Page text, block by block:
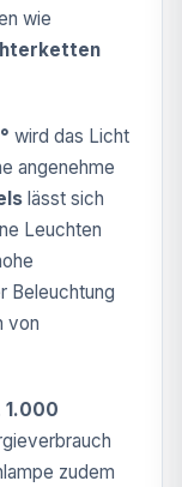
wie
wird das Licht
angenehme
lässt sich
Leuchten
Beleuchtung
von
1.000
zudem